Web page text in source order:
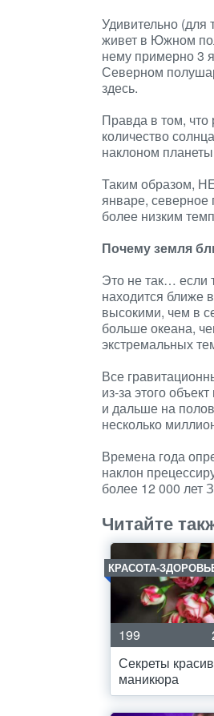
Удивительно (для
живет в Южном
нему примерно
Северном
здесь.
Правда в том,
количество
наклоном
Таким образом,
январе, северное
более низким
Почему земля
Это не так…
находится ближе
высокими, чем в
больше океана,
экстремальных
Все
из-за этого
и дальше на
несколько
Времена года
наклон
более 12 000 лет
Читайте
КРАСОТА-
199
Секреты
маникюра